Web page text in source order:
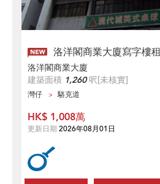
洛洋閣商業大廈寫字樓
洛洋閣商業大廈
建築面積 1,260呎[未核實]
灣仔 駱克道
HK$ 1,008萬
更新日期 2026年08月01日